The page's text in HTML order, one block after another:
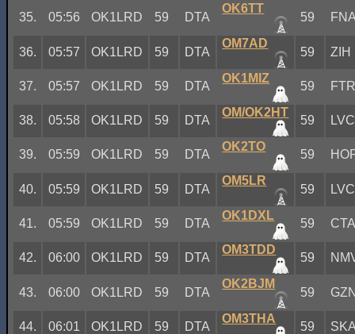
35. 05:56 OK1LRD 59 DTA
OK6TT
59
36. 05:57 OK1LRD 59 DTA
OM7AD
59 ZIH
37. 05:57 OK1LRD 59 DTA
OK1MIZ
59
38. 05:58 OK1LRD 59 DTA
OM/OK2HT
59 LVC
39. 05:59 OK1LRD 59 DTA
OK2TO
59
40. 05:59 OK1LRD 59 DTA
OM5LR
59 LVC
41. 05:59 OK1LRD 59 DTA
OK1DXL
59
42. 06:00 OK1LRD 59 DTA
OM3TDD
59
43. 06:00 OK1LRD 59 DTA
OK2BJM
59
44. 06:01 OK1LRD 59 DTA
OM3THA
59